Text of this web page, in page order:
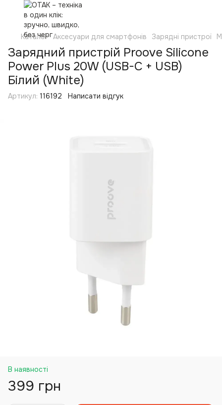
Каталог Аксесуари для смартфонів Зарядні пристрої
Зарядний пристрій Proove Silicone
Power Plus 20W (USB-C + USB)
Білий (White)
Артикул: 116192 Написати відгук
В наявності
399 грн